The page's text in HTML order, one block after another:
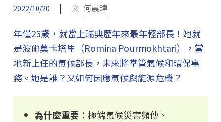
2022/10/20 | 文 何晨瑋
年僅26歲，就當上瑞典歷年來最年輕部長！她就
是波爾莫卡塔里（Romina Pourmokhtari），當
地新上任的氣候部長，未來將掌管氣候和環保事
務。她是誰？又如何因應氣候與能源危機？
為什麼重要：極端氣候災害頻傳、